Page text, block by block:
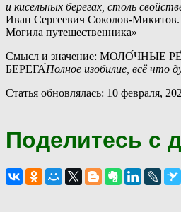
и кисельных берегах, столь
Иван Сергеевич Соколов-
Могила путешественника»
Смысл и значение: МОЛО́ЧНЫЕ
БЕРЕГА́Полное изобилие, всё что
Статья обновлялась: 10 февраля,
Поделитесь с